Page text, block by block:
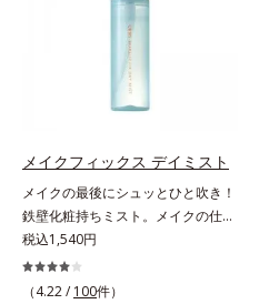
ーションです。年齢とともに増えて
いくお悩みを自然に隠しつつも、ま
るで“素肌美人”に見える仕上がりを
叶えるのは、微細で均一なカバー粉
体(*1)が大きさの異なる毛穴にも隙
にダマ防止の特殊コーティングを施
すことで、カバー粉体は薄く・均一
に凹凸へフィット。毛穴や色ムラを
カバーしながら自然な仕上がりを叶
えます。また、ファンデーションを
つけている間に保湿成分が肌へ浸透
(*2)するスキンコンディショニング
メイクフィックス デイミスト
メイクの最後にシュッとひと吹き！
鉄壁化粧持ちミスト。メイクの仕上
げにシュッとひと吹き。肌とメイク
の密着感をピタッと高め、メイクく
ずれを防ぎ、化粧持ちをアップさせ
税込1,540円
（4.22 / 100件）